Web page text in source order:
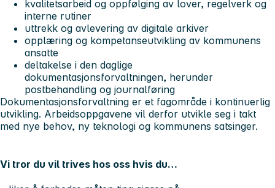
kvalitetsarbeid og oppfølging av lover, regelverk og
interne rutiner
uttrekk og avlevering av digitale arkiver
opplæring og kompetanseutvikling av kommunens
ansatte
deltakelse i den daglige
dokumentasjonsforvaltningen, herunder
postbehandling og journalføring
Dokumentasjonsforvaltning er et fagområde i kontinuerlig
utvikling. Arbeidsoppgavene vil derfor utvikle seg i takt
med nye behov, ny teknologi og kommunens satsinger.
Vi tror du vil trives hos oss hvis du…